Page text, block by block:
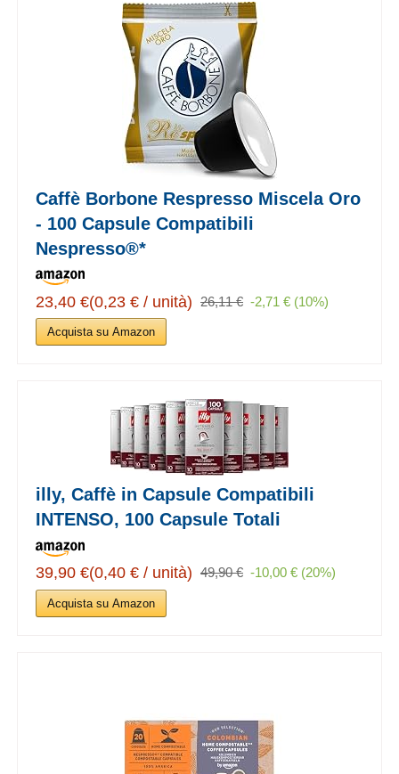
Caffè Borbone Respresso Miscela Oro
- 100 Capsule Compatibili
Nespresso®*
23,40 €(0,23 € / unità) 26,11 € -2,71 € (10%)
Acquista su Amazon
illy, Caffè in Capsule Compatibili
INTENSO, 100 Capsule Totali
39,90 €(0,40 € / unità) 49,90 € -10,00 € (20%)
Acquista su Amazon